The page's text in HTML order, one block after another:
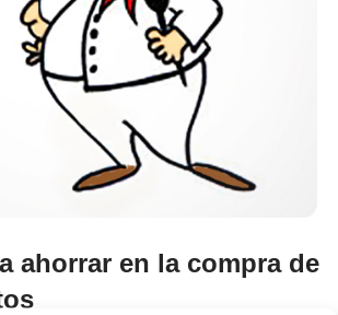
ahorrar en la compra de